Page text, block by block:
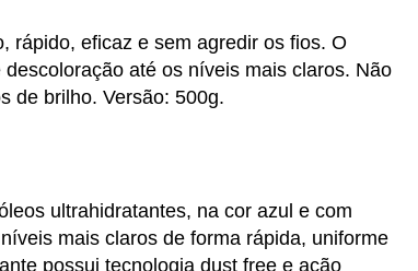
rápido, eficaz e sem agredir os fios. O
até os níveis mais claros. Não
de brilho. Versão: 500g.
ultrahidratantes, na cor azul e com
mais claros de forma rápida, uniforme
possui tecnologia dust free e ação